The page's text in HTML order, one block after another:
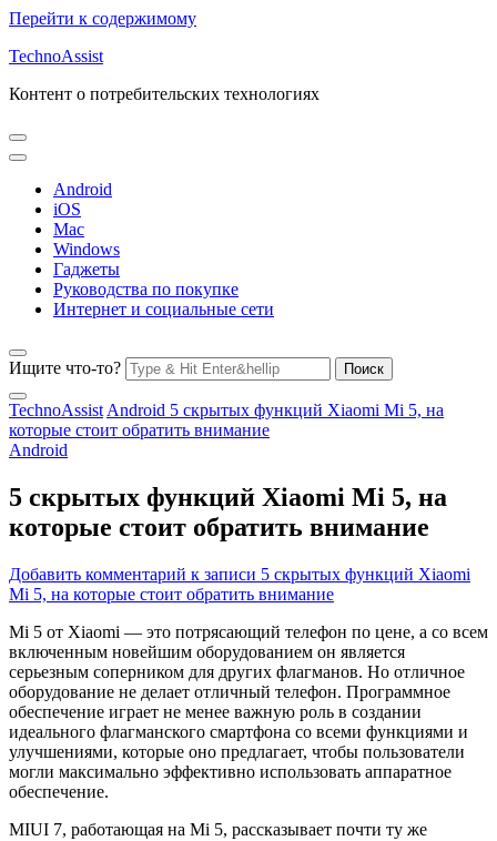
Перейти к содержимому
TechnoAssist
Контент о потребительских технологиях
Android
iOS
Mac
Windows
Гаджеты
Руководства по покупке
Интернет и социальные сети
Ищите что-то?
TechnoAssist Android 5 скрытых функций Xiaomi Mi 5, на
которые стоит обратить внимание
Android
5 скрытых функций Xiaomi Mi 5, на
которые стоит обратить внимание
Добавить комментарий к записи 5 скрытых функций Xiaomi
Mi 5, на которые стоит обратить внимание
Mi 5 от Xiaomi — это потрясающий телефон по цене, а со всем
включенным новейшим оборудованием он является
серьезным соперником для других флагманов. Но отличное
оборудование не делает отличный телефон. Программное
обеспечение играет не менее важную роль в создании
идеального флагманского смартфона со всеми функциями и
улучшениями, которые оно предлагает, чтобы пользователи
могли максимально эффективно использовать аппаратное
обеспечение.
MIUI 7, работающая на Mi 5, рассказывает почти ту же